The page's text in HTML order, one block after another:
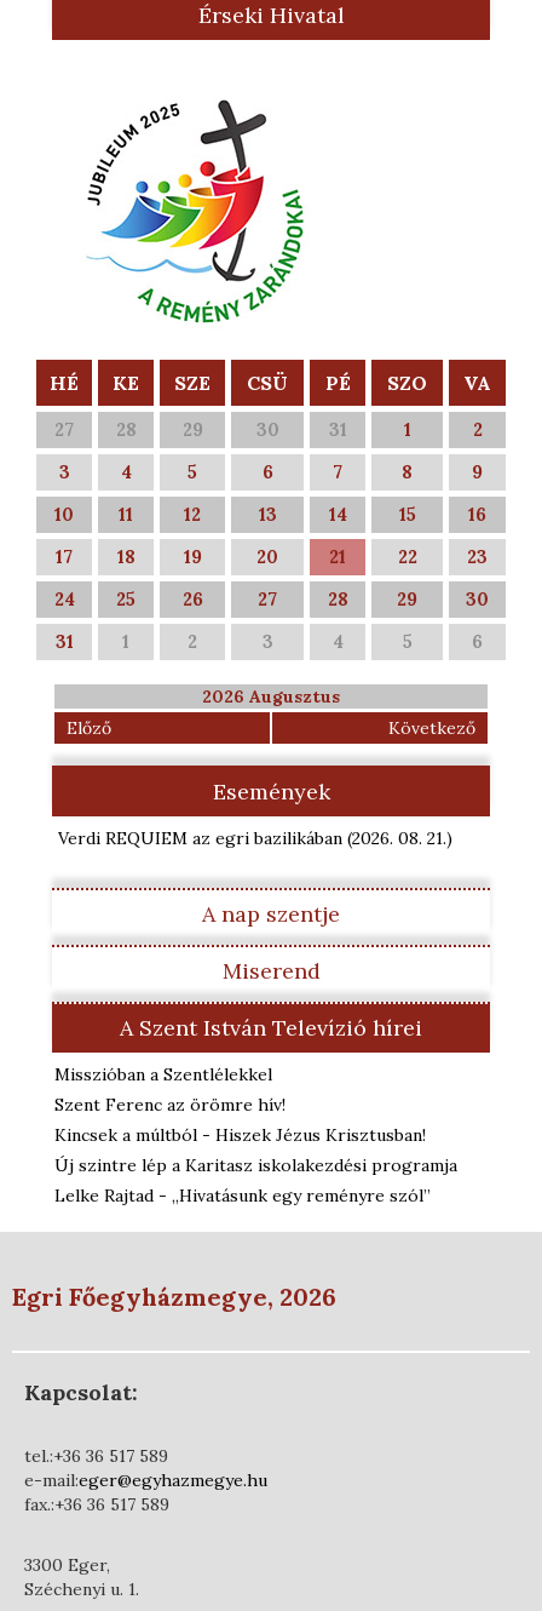
Érseki Hivatal
HÉ KE SZE CSÜ PÉ SZO VA
27 28 29 30 31 1
2
3
4 5 6 7 8
9
10
11 12 13 14 15
16
17
18 19 20 21 22
23
24
25 26 27 28 29
30
31
1 2 3 4 5 6
2026 Augusztus
Előző
Következő
Események
Verdi REQUIEM az egri bazilikában (2026. 08. 21.)
A nap szentje
Miserend
A Szent István Televízió hírei
Misszióban a Szentlélekkel
Szent Ferenc az örömre hív!
Kincsek a múltból - Hiszek Jézus Krisztusban!
Új szintre lép a Karitasz iskolakezdési programja
Lelke Rajtad - „Hivatásunk egy reményre szól”
Egri Főegyházmegye, 2026
Kapcsolat:
tel.:+36 36 517 589
e-mail:eger@egyhazmegye.hu
fax.:+36 36 517 589
3300 Eger,
Széchenyi u. 1.